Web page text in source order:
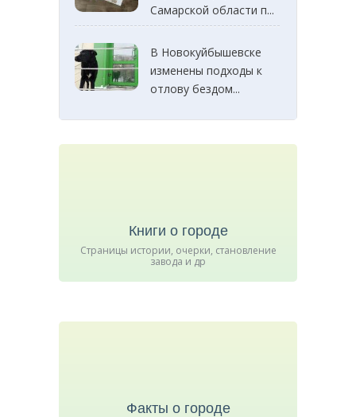
Самарской области п...
В Новокуйбышевске
изменены подходы к
отлову бездом...
Книги о городе
Страницы истории, очерки, становление
завода и др
Факты о городе